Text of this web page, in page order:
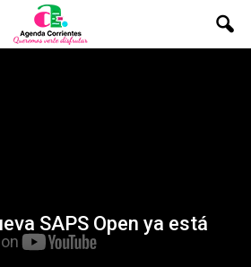
SAPS Open ya está